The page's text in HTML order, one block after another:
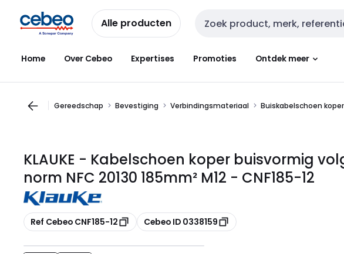
naar
navigatie
naar
inhoud
Alle producten Zoekveld invoer
Home Over Cebeo Expertises Promoties Ontdek meer
Gereedschap Bevestiging Verbindingsmateriaal Buiskabelschoen koper
KLAUKE - Kabelschoen koper buisvormig
norm NFC 20130 185mm² M12 - CNF185-12
Kopiëren
Ref Cebeo CNF185-12 Kopiëren
Cebeo ID 0338159